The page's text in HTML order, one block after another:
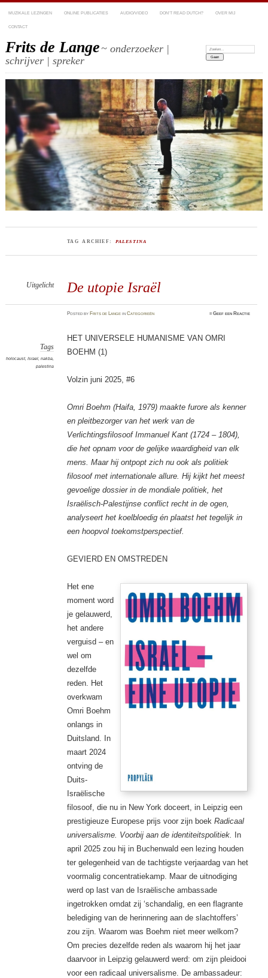
MUZIKALE LEZINGEN ONLINE PUBLICATIES AUDIO/VIDEO DON’T READ DUTCH? OVER MIJ
CONTACT
Frits de Lange~ onderzoeker |
schrijver | spreker
Zoeken:
TAG ARCHIEF: PALESTINA
De utopie Israël
Uitgelicht
PostedbyFrits de Lange inCategorieën ≈Geef een Reactie
Tags
holocaust, Israel, nakba,
palestina
HET UNIVERSELE HUMANISME VAN OMRI
BOEHM (1)
Volzin juni 2025, #6
Omri Boehm (Haifa, 1979) maakte furore als kenner
en pleitbezorger van het werk van de
Verlichtingsfilosoof Immanuel Kant (1724 – 1804),
die het opnam voor de gelijke waardigheid van elk
mens. Maar hij ontpopt zich nu ook als politiek
filosoof met internationale allure. Hij kijkt het meest
gevoelige dossier in de mondiale politiek, het
Israëlisch-Palestijnse conflict recht in de ogen,
analyseert het koelbloedig én plaatst het tegelijk in
een hoopvol toekomstperspectief.
GEVIERD EN OMSTREDEN
Het ene
moment word
je gelauwerd,
het andere
verguisd – en
wel om
dezelfde
reden. Het
overkwam
Omri Boehm
onlangs in
Duitsland. In
maart 2024
ontving de
Duits-
Israëlische
filosoof, die nu in New York doceert, in Leipzig een
prestigieuze Europese prijs voor zijn boek Radicaal
universalisme. Voorbij aan de identiteitspolitiek. In
april 2025 zou hij in Buchenwald een lezing houden
ter gelegenheid van de tachtigste verjaardag van het
voormalig concentratiekamp. Maar de uitnodiging
werd op last van de Israëlische ambassade
ingetrokken omdat zij ‘schandalig, en een flagrante
belediging van de herinnering aan de slachtoffers’
zou zijn. Waarom was Boehm niet meer welkom?
Om precies dezelfde reden als waarom hij het jaar
daarvoor in Leipzig gelauwerd werd: om zijn pleidooi
voor een radicaal universalisme. De ambassadeur: